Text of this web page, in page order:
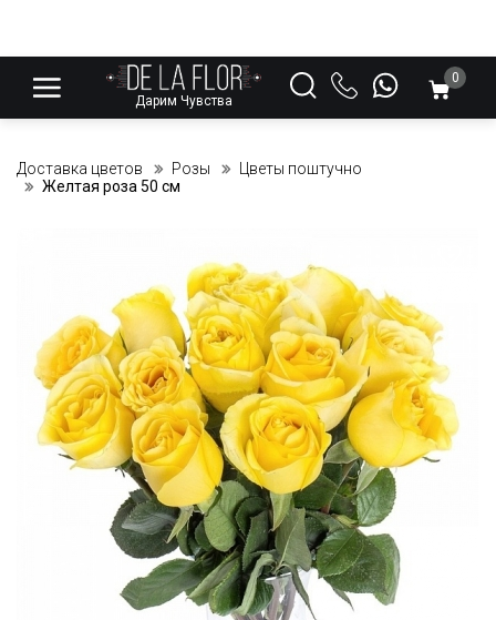
Дарим Чувства
0
Доставка цветов Розы
Цветы поштучно
Желтая роза 50 см